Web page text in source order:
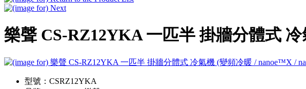
樂聲 CS-RZ12YKA 一匹半 掛牆分體式
型號：CSRZ12YKA